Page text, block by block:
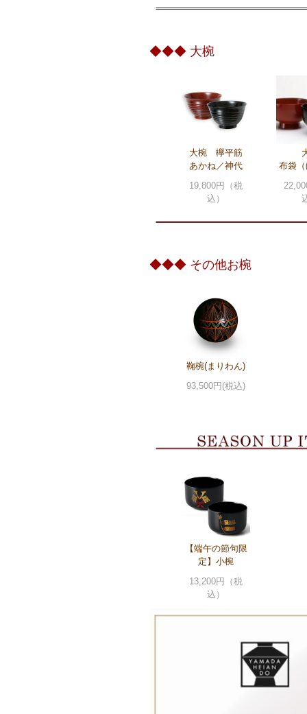
◆◆◆ 大椀
大椀 欅平筋
あかね／神代
19,800円（税
込）
布袋
◆◆◆ その他お椀
鞠椀(まりわん)
93,500円(税込)
【端午の節句限
定】小椀
13,200円（税
込）